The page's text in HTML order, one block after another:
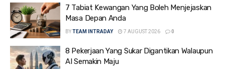
7 Tabiat Kewangan Yang Boleh Menjejaskan
Masa Depan Anda
BYTEAM INTRADAY 7 AUGUST 2026 0
8 Pekerjaan Yang Sukar Digantikan Walaupun
AI Semakin Maju